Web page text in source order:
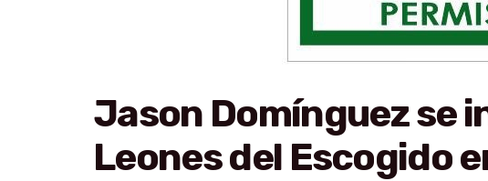
Jason Domínguez se
Leones del Escogido